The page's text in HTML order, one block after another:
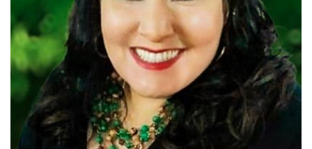
“Não se pode falar em educação sem amor.”
(Paulo Freire)